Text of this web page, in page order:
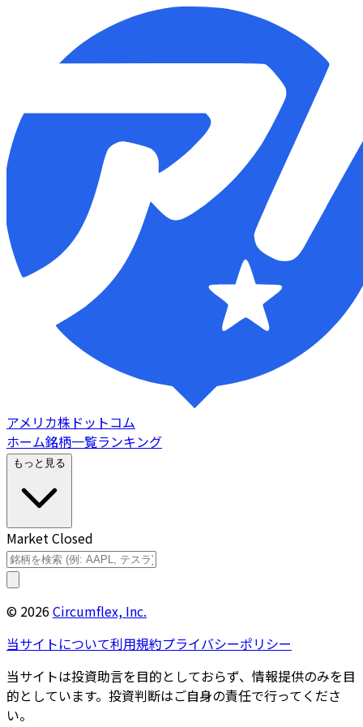
アメリカ株ドットコム
ホーム銘柄一覧ランキング
もっと見る
Market Closed
© 2026Circumflex, Inc.
当サイトについて利用規約プライバシーポリシー
当サイトは投資助言を目的としておらず、情報提供のみを目
的としています。投資判断はご自身の責任で行ってくださ
い。